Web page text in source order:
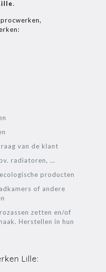
.
van de klant
radiatoren, …
producten
of andere
zetten en/of
Herstellen in hun
Lille: